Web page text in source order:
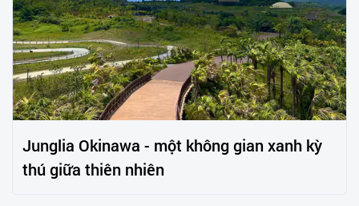
Junglia Okinawa - một không gian xanh kỳ
thú giữa thiên nhiên